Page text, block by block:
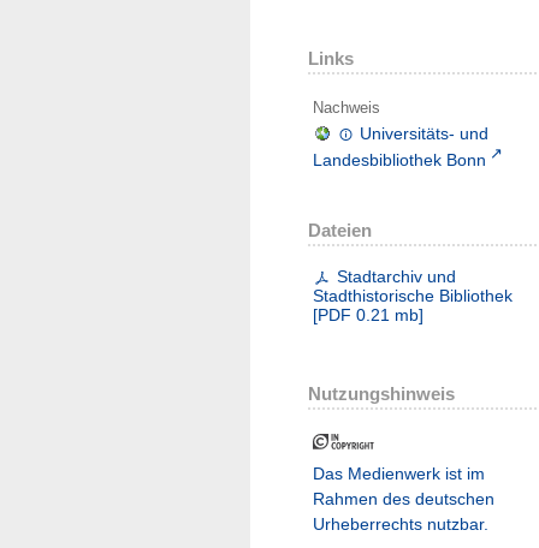
Links
Nachweis
Universitäts- und
Landesbibliothek Bonn
Dateien
Stadtarchiv und
Stadthistorische Bibliothek
[PDF 0.21 mb]
Nutzungshinweis
Das Medienwerk ist im
Rahmen des deutschen
Urheberrechts nutzbar.